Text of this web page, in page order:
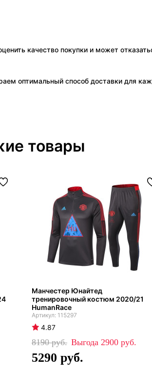
качество покупки и может
оптимальный способ доставки для
товары
Манчестер Юнайтед
тренировочный костюм 2020/21
HumanRace
115297
4.87
8190 2900
5290